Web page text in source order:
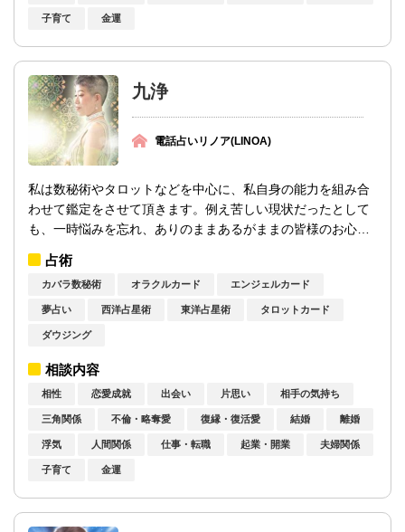
子育て 金運
九浄
電話占いリノア(LINOA)
私は数秘術やタロットなどを中心に、私自身の能力を組み合
わせて鑑定をさせて頂きます。例え苦しい現状だったとして
も、一時悩みを忘れ、ありのままあるがままの皆様のお心を
占術
カバラ数秘術 オラクルカード エンジェルカード
夢占い 西洋占星術 東洋占星術 タロットカード
ダウジング
相談内容
相性 恋愛成就 出会い 片思い 相手の気持ち
三角関係 不倫・略奪愛 復縁・復活愛 結婚 離婚
浮気 人間関係 仕事・転職 起業・開業 夫婦関係
子育て 金運